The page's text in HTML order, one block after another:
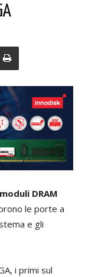
moduli DRAM
le porte a
e gli
i primi sul